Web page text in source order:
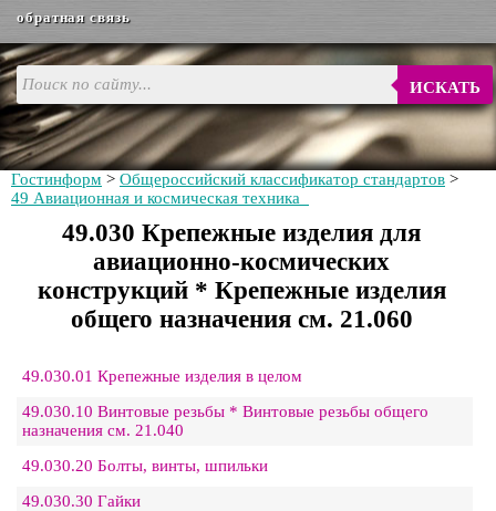
обратная связь
ИСКАТЬ
Гостинформ > Общероссийский классификатор стандартов >
49 Авиационная и космическая техника
49.030 Крепежные изделия для
авиационно-космических
конструкций * Крепежные изделия
общего назначения см. 21.060
49.030.01 Крепежные изделия в целом
49.030.10 Винтовые резьбы * Винтовые резьбы общего
назначения см. 21.040
49.030.20 Болты, винты, шпильки
49.030.30 Гайки